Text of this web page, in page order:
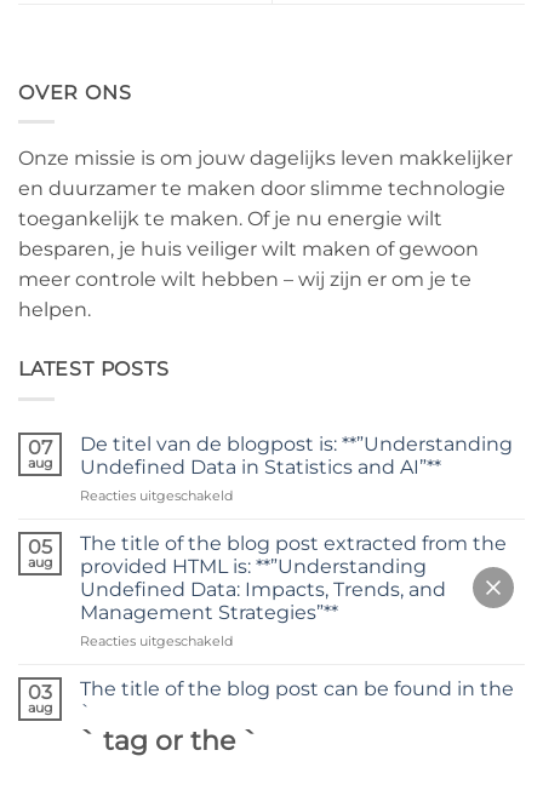
OVER ONS
Onze missie is om jouw dagelijks leven makkelijker
en duurzamer te maken door slimme technologie
toegankelijk te maken. Of je nu energie wilt
besparen, je huis veiliger wilt maken of gewoon
meer controle wilt hebben – wij zijn er om je te
helpen.
LATEST POSTS
07
aug
De titel van de blogpost is: **”Understanding
Undefined Data in Statistics and AI”**
Reacties uitgeschakeldvoor
titel
van
de
blogpost
is:
**”Understanding
Data
in
and
05
aug
The title of the blog post extracted from the
provided HTML is: **”Understanding
Undefined Data: Impacts, Trends, and
Management Strategies”**
Reacties uitgeschakeldvoor
title
blog
03
aug
The title of the blog post can be found in the
`
` tag or the `